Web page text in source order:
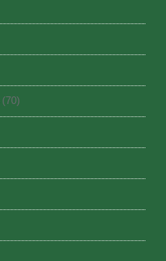
(70)